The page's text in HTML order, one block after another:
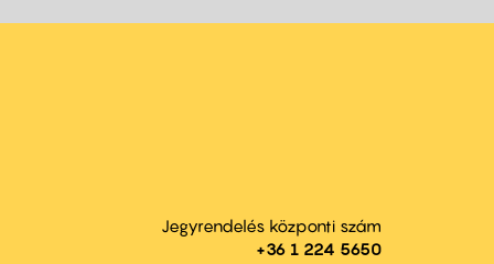
Jegyrendelés központi szám
+36 1 224 5650